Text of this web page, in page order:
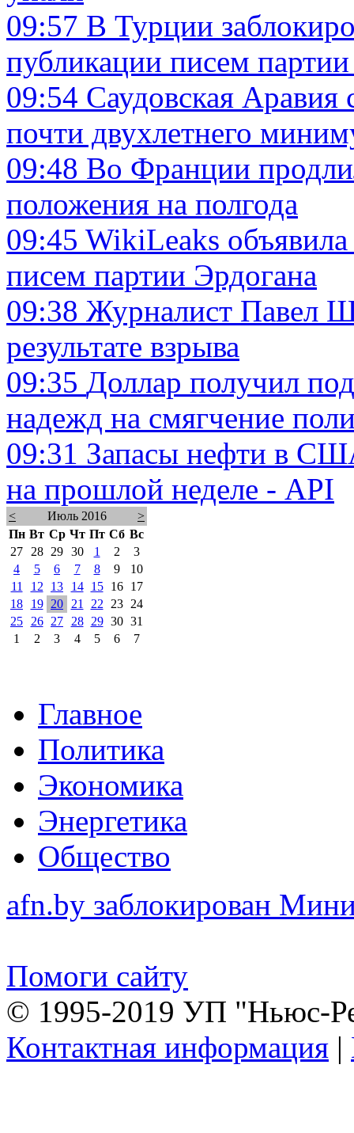
09:57 В Турции
публикации писем
09:54 Саудовская Аравия
почти двухлетнего
09:48 Во Франции
положения на полгода
09:45 WikiLeaks
писем партии Эрдогана
09:38 Журналист Павел
результате взрыва
09:35 Доллар получил
надежд на смягчение
09:31 Запасы нефти в
на прошлой неделе - API
< Июль 2016
>
Пн Вт Ср Чт Пт Сб Вс
27
28 29 30 1 2
3
4
5 6 7 8 9
10
11
12 13 14 15 16
17
18
19 20 21 22 23
24
25
26 27 28 29 30 31
1
2 3 4 5 6 7
Главное
Политика
Экономика
Энергетика
Общество
afn.by заблокирован
Помоги сайту
© 1995-2019 УП "Ньюс-
Контактная информация |